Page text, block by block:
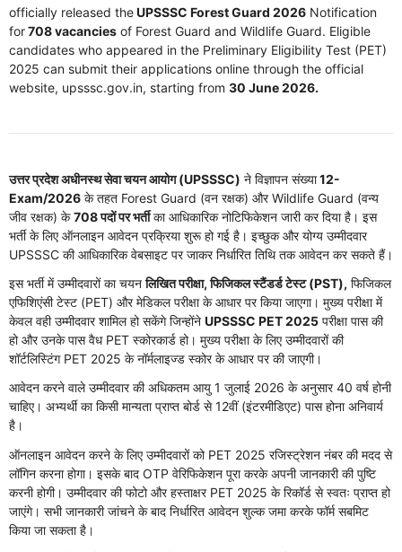
officially released theUPSSSC Forest Guard 2026 Notification
for708 vacancies of Forest Guard and Wildlife Guard. Eligible
candidates who appeared in the Preliminary Eligibility Test (PET)
2025 can submit their applications online through the official
website, upsssc.gov.in, starting from 30 June 2026.
उत्तर प्रदेश अधीनस्थ सेवा चयन आयोग (UPSSSC) ने विज्ञापन संख्या12-
Exam/2026 के तहत Forest Guard (वन रक्षक) और Wildlife Guard (वन्य
जीव रक्षक) के708 पदों पर भर्तीका आधिकारिक नोटिफिकेशन जारी कर दिया है। इस
भर्ती के लिए ऑनलाइन आवेदन प्रक्रिया शुरू हो गई है। इच्छुक और योग्य उम्मीदवार
UPSSSC की आधिकारिक वेबसाइट पर जाकर निर्धारित तिथि तक आवेदन कर सकते हैं।
इस भर्ती में उम्मीदवारों का चयनलिखित परीक्षा, फिजिकल स्टैंडर्ड टेस्ट (PST), फिजिकल
एफिशिएंसी टेस्ट (PET) और मेडिकल परीक्षा के आधार पर किया जाएगा। मुख्य परीक्षा में
केवल वही उम्मीदवार शामिल हो सकेंगे जिन्होंने UPSSSC PET 2025 परीक्षा पास की
हो और उनके पास वैध PET स्कोरकार्ड हो। मुख्य परीक्षा के लिए उम्मीदवारों की
शॉर्टलिस्टिंग PET 2025 के नॉर्मलाइज्ड स्कोर के आधार पर की जाएगी।
आवेदन करने वाले उम्मीदवार की अधिकतम आयु 1 जुलाई 2026 के अनुसार 40 वर्ष होनी
चाहिए। अभ्यर्थी का किसी मान्यता प्राप्त बोर्ड से 12वीं (इंटरमीडिएट) पास होना अनिवार्य
है।
ऑनलाइन आवेदन करने के लिए उम्मीदवारों को PET 2025 रजिस्ट्रेशन नंबर की मदद से
लॉगिन करना होगा। इसके बाद OTP वेरिफिकेशन पूरा करके अपनी जानकारी की पुष्टि
करनी होगी। उम्मीदवार की फोटो और हस्ताक्षर PET 2025 के रिकॉर्ड से स्वतः प्राप्त हो
जाएंगे। सभी जानकारी जांचने के बाद निर्धारित आवेदन शुल्क जमा करके फॉर्म सबमिट
किया जा सकता है।